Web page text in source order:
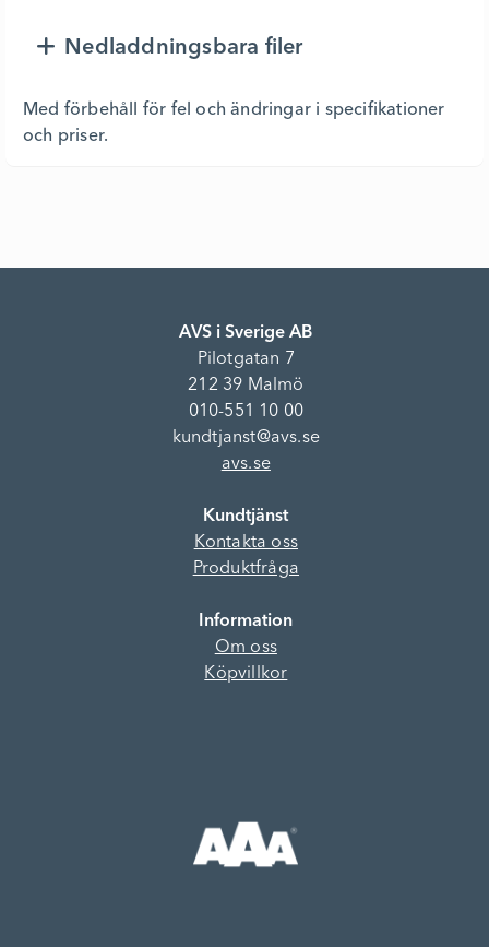
Nedladdningsbara filer
Med förbehåll för fel och ändringar i specifikationer
och priser.
AVS i Sverige AB
Pilotgatan 7
212 39 Malmö
010-551 10 00
kundtjanst@avs.se
avs.se
Kundtjänst
Kontakta oss
Produktfråga
Information
Om oss
Köpvillkor